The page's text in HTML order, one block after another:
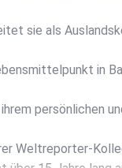
sie als
in
persönlichen
Weltreporter-